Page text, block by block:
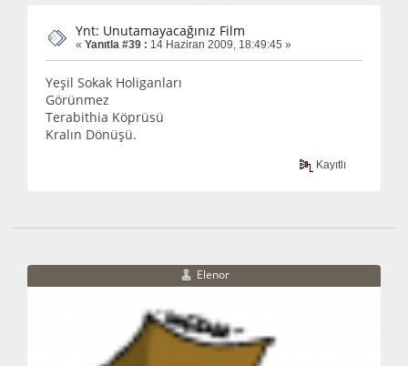
Ynt: Unutamayacağınız Film
« Yanıtla #39 : 14 Haziran 2009, 18:49:45 »
Yeşil Sokak Holiganları
Görünmez
Terabithia Köprüsü
Kralın Dönüşü.
Kayıtlı
Elenor